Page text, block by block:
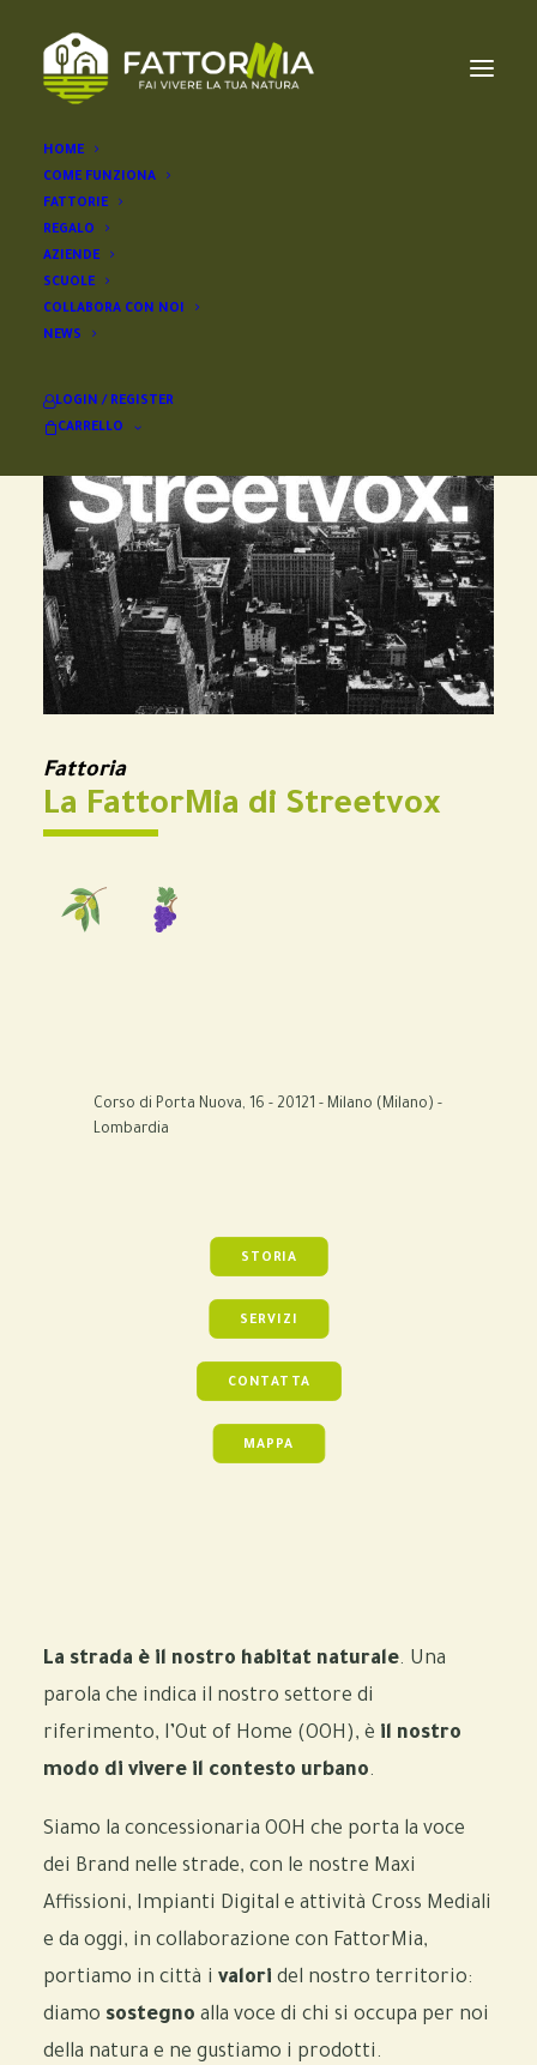
HOME
COME FUNZIONA
FATTORIE
REGALO
AZIENDE
SCUOLE
COLLABORA CON NOI
NEWS
LOGIN / REGISTER
CARRELLO
Fattoria
La FattorMia di Streetvox
Corso di Porta Nuova, 16 - 20121 - Milano (Milano) -
Lombardia
STORIA
SERVIZI
CONTATTA
MAPPA
La strada è il nostro habitat naturale. Una
parola che indica il nostro settore di
riferimento, l’Out of Home (OOH), è il nostro
modo di vivere il contesto urbano.
Siamo la concessionaria OOH che porta la voce
dei Brand nelle strade, con le nostre Maxi
Affissioni, Impianti Digital e attività Cross Mediali
e da oggi, in collaborazione con FattorMia,
portiamo in città i valori del nostro territorio:
diamo sostegno alla voce di chi si occupa per noi
della natura e ne gustiamo i prodotti.